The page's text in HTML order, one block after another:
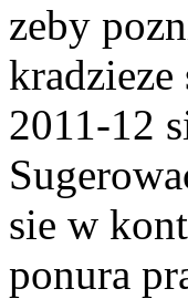
zeby
2011-12
sie w
ponura